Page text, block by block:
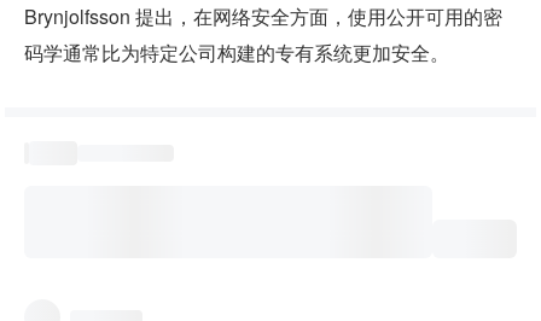
Brynjolfsson 提出，在网络安全方面，使用公开可用的密
码学通常比为特定公司构建的专有系统更加安全。